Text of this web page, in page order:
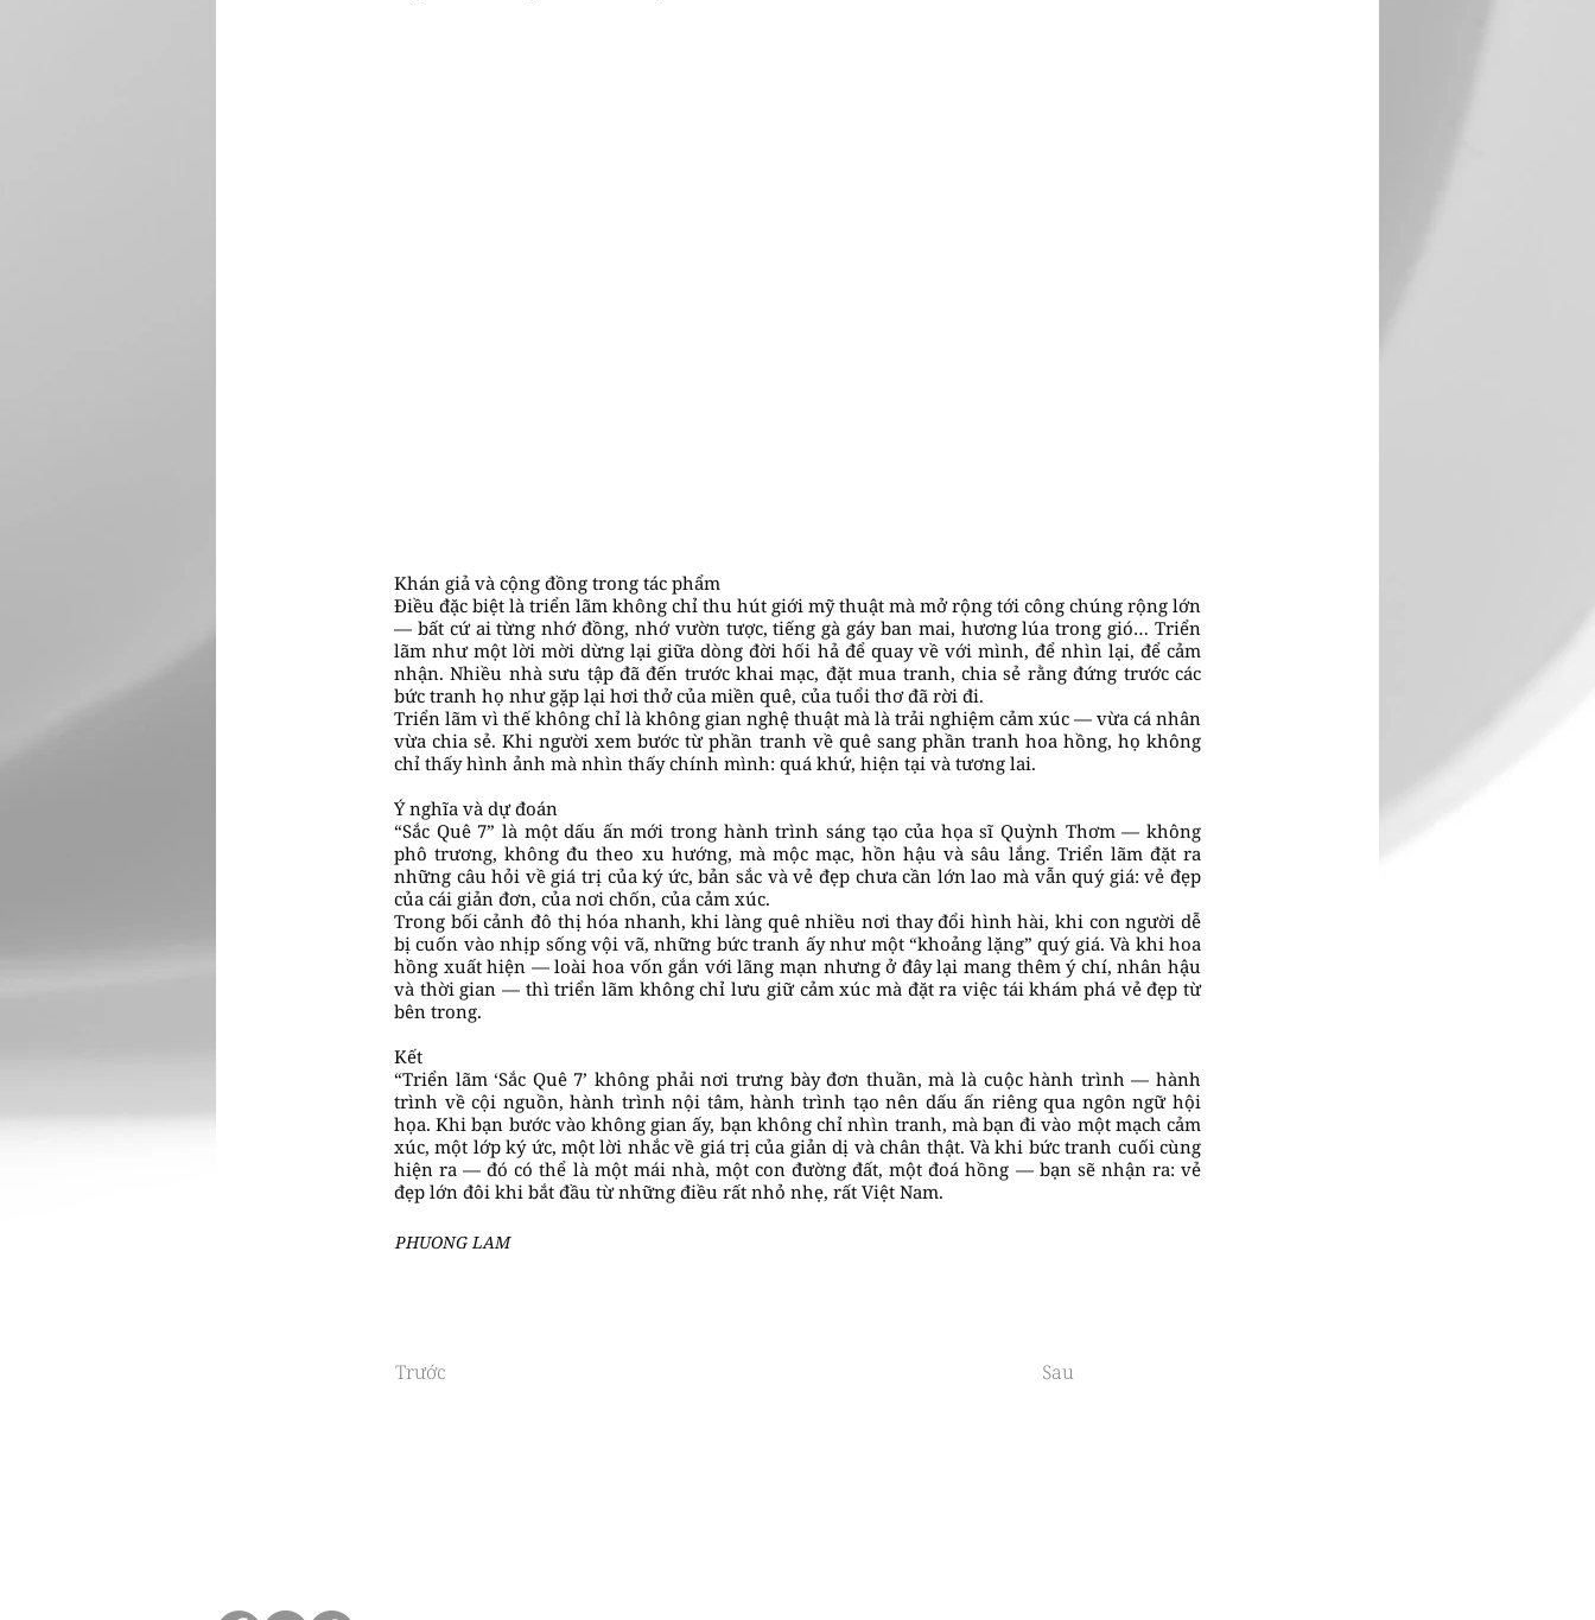
Khán giả và cộng đồng trong tác phẩm
Điều đặc biệt là triển lãm không chỉ thu hút giới mỹ thuật mà mở rộng tới công chúng rộng lớn
— bất cứ ai từng nhớ đồng, nhớ vườn tược, tiếng gà gáy ban mai, hương lúa trong gió… Triển
lãm như một lời mời dừng lại giữa dòng đời hối hả để quay về với mình, để nhìn lại, để cảm
nhận. Nhiều nhà sưu tập đã đến trước khai mạc, đặt mua tranh, chia sẻ rằng đứng trước các
bức tranh họ như gặp lại hơi thở của miền quê, của tuổi thơ đã rời đi.
Triển lãm vì thế không chỉ là không gian nghệ thuật mà là trải nghiệm cảm xúc — vừa cá nhân
vừa chia sẻ. Khi người xem bước từ phần tranh về quê sang phần tranh hoa hồng, họ không
chỉ thấy hình ảnh mà nhìn thấy chính mình: quá khứ, hiện tại và tương lai.
Ý nghĩa và dự đoán
“Sắc Quê 7” là một dấu ấn mới trong hành trình sáng tạo của họa sĩ Quỳnh Thơm — không
phô trương, không đu theo xu hướng, mà mộc mạc, hồn hậu và sâu lắng. Triển lãm đặt ra
những câu hỏi về giá trị của ký ức, bản sắc và vẻ đẹp chưa cần lớn lao mà vẫn quý giá: vẻ đẹp
của cái giản đơn, của nơi chốn, của cảm xúc.
Trong bối cảnh đô thị hóa nhanh, khi làng quê nhiều nơi thay đổi hình hài, khi con người dễ
bị cuốn vào nhịp sống vội vã, những bức tranh ấy như một “khoảng lặng” quý giá. Và khi hoa
hồng xuất hiện — loài hoa vốn gắn với lãng mạn nhưng ở đây lại mang thêm ý chí, nhân hậu
và thời gian — thì triển lãm không chỉ lưu giữ cảm xúc mà đặt ra việc tái khám phá vẻ đẹp từ
bên trong.
Kết
“Triển lãm ‘Sắc Quê 7’ không phải nơi trưng bày đơn thuần, mà là cuộc hành trình — hành
trình về cội nguồn, hành trình nội tâm, hành trình tạo nên dấu ấn riêng qua ngôn ngữ hội
họa. Khi bạn bước vào không gian ấy, bạn không chỉ nhìn tranh, mà bạn đi vào một mạch cảm
xúc, một lớp ký ức, một lời nhắc về giá trị của giản dị và chân thật. Và khi bức tranh cuối cùng
hiện ra — đó có thể là một mái nhà, một con đường đất, một đoá hồng — bạn sẽ nhận ra: vẻ
đẹp lớn đôi khi bắt đầu từ những điều rất nhỏ nhẹ, rất Việt Nam.
PHUONG LAM
Trước Sau